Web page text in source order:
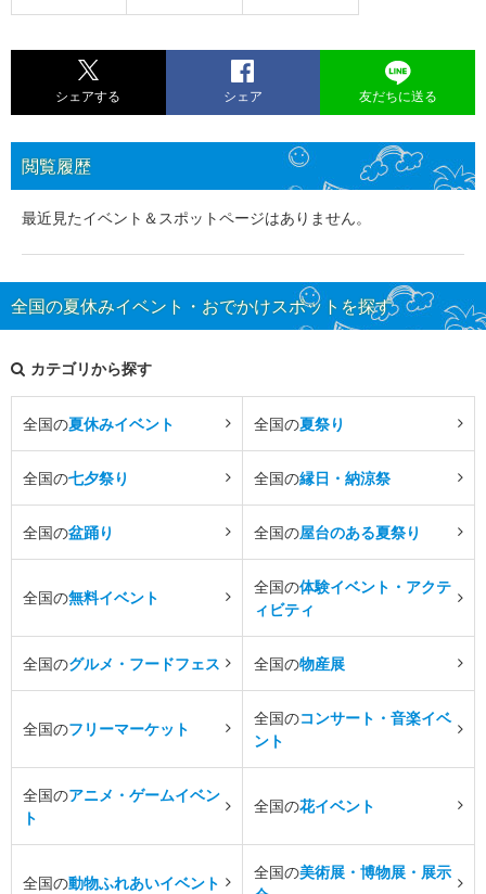
シェアする シェア 友だちに送る
閲覧履歴
最近見たイベント＆スポットページはありません。
全国の夏休みイベント・おでかけスポットを探す
カテゴリから探す
全国の夏休みイベント 全国の夏祭り
全国の七夕祭り 全国の縁日・納涼祭
全国の盆踊り 全国の屋台のある夏祭り
全国の無料イベント
全国の体験イベント・アクテ
ィビティ
全国のグルメ・フードフェス 全国の物産展
全国のフリーマーケット
全国のコンサート・音楽イベ
ント
全国のアニメ・ゲームイベン
ト
全国の花イベント
全国の動物ふれあいイベント
全国の美術展・博物展・展示